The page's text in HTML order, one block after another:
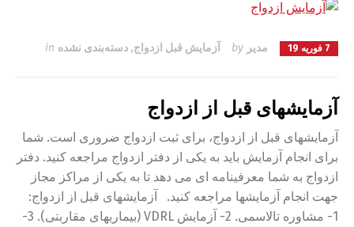
7 فوریه 19 مدیر آزمایش قبل ازدواج, دسته‌بندی نشده
آزمایشهای قبل از ازدواج
آزمایشهای قبل از ازدواج، برای ثبت ازدواج ضروری است. شما
برای انجام آزمایش باید به یکی از دفتر ازدواج مراجعه کنید. دفتر
ازدواج به شما معرفینامه ای می دهد تا به یکی از مراکز مجاز
جهت انجام آزمایشها مراجعه کنید. آزمایشهای قبل از ازدواج:
1- مشاوره تالاسمی. 2- آزمایش VDRL (بیماریهای مقاربتی). 3-